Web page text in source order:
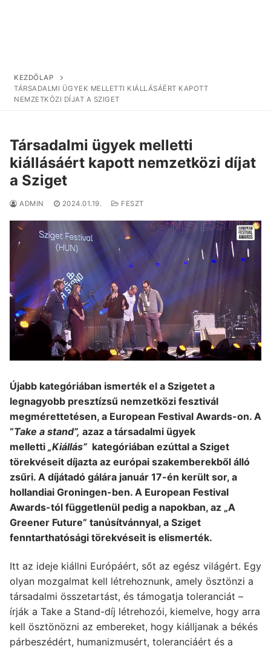
KEZDŐLAP
TÁRSADALMI ÜGYEK MELLETTI KIÁLLÁSÁÉRT KAPOTT
NEMZETKÖZI DÍJAT A SZIGET
Társadalmi ügyek melletti
kiállásáért kapott nemzetközi díjat
a Sziget
ADMIN 2024.01.19. FESZT
Újabb kategóriában ismerték el a Szigetet a
legnagyobb presztízsű nemzetközi fesztivál
megmérettetésen, a European Festival Awards-on. A
“Take a stand”, azaz a társadalmi ügyek
melletti „Kiállás” kategóriában ezúttal a Sziget
törekvéseit díjazta az európai szakemberekből álló
zsűri. A díjátadó gálára január 17-én került sor, a
hollandiai Groningen-ben. A European Festival
Awards-tól függetlenül pedig a napokban, az „A
Greener Future” tanúsítvánnyal, a Sziget
fenntarthatósági törekvéseit is elismerték.
Itt az ideje kiállni Európáért, sőt az egész világért. Egy
olyan mozgalmat kell létrehoznunk, amely ösztönzi a
társadalmi összetartást, és támogatja toleranciát –
írják a Take a Stand-díj létrehozói, kiemelve, hogy arra
kell ösztönözni az embereket, hogy kiálljanak a békés
párbeszédért, humanizmusért, toleranciáért és a